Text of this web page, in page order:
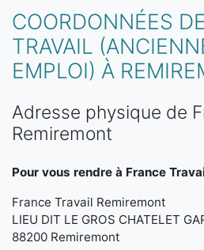
COORDONNÉES
TRAVAIL
EMPLOI) À
Adresse physique de
Remiremont
Pour vous rendre à France
France Travail Remiremont
LIEU DIT LE GROS CHATELET
88200 Remiremont